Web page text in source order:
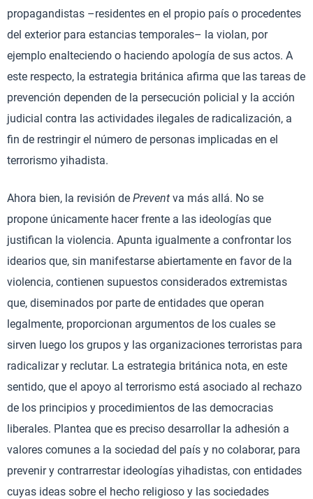
propagandistas –residentes en el propio país o procedentes
del exterior para estancias temporales– la violan, por
ejemplo enalteciendo o haciendo apología de sus actos. A
este respecto, la estrategia británica afirma que las tareas de
prevención dependen de la persecución policial y la acción
judicial contra las actividades ilegales de radicalización, a
fin de restringir el número de personas implicadas en el
terrorismo yihadista.
Ahora bien, la revisión de Prevent va más allá. No se
propone únicamente hacer frente a las ideologías que
justifican la violencia. Apunta igualmente a confrontar los
idearios que, sin manifestarse abiertamente en favor de la
violencia, contienen supuestos considerados extremistas
que, diseminados por parte de entidades que operan
legalmente, proporcionan argumentos de los cuales se
sirven luego los grupos y las organizaciones terroristas para
radicalizar y reclutar. La estrategia británica nota, en este
sentido, que el apoyo al terrorismo está asociado al rechazo
de los principios y procedimientos de las democracias
liberales. Plantea que es preciso desarrollar la adhesión a
valores comunes a la sociedad del país y no colaborar, para
prevenir y contrarrestar ideologías yihadistas, con entidades
cuyas ideas sobre el hecho religioso y las sociedades